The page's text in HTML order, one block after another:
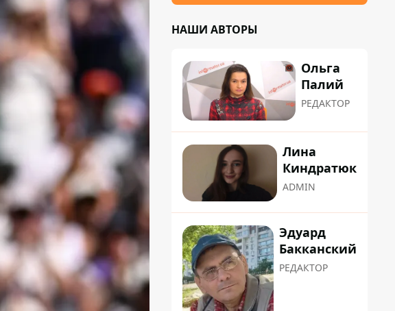
НАШИ АВТОРЫ
Ольга
Палий
РЕДАКТОР
Лина
Киндратюк
ADMIN
Эдуард
Бакканский
РЕДАКТОР